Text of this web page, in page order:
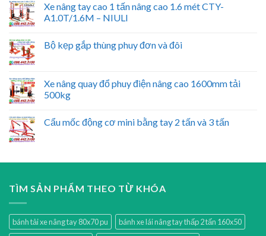
Xe nâng tay cao 1 tấn nâng cao 1.6 mét CTY-
A1.0T/1.6M – NIULI
Bộ kẹp gắp thùng phuy đơn và đôi
Xe nâng quay đổ phuy điện nâng cao 1600mm tải
500kg
Cẩu mốc động cơ mini bằng tay 2 tấn và 3 tấn
TÌM SẢN PHẨM THEO TỪ KHÓA
bánh tải xe nâng tay 80x70 pu
bánh xe lái nâng tay thấp 2 tấn 160x50